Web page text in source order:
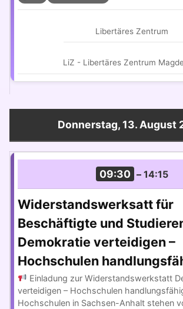
Libertäres Zentrum
LiZ - Libertäres Zentrum
Donnerstag, 13. August
09:30 – 14:15
Widerstandswerksatt für
Beschäftigte und
Demokratie verteidigen –
Hochschulen
Einladung zur Widerstandswerkstatt
verteidigen – Hochschulen
Hochschulen in Sachsen-Anhalt stehen